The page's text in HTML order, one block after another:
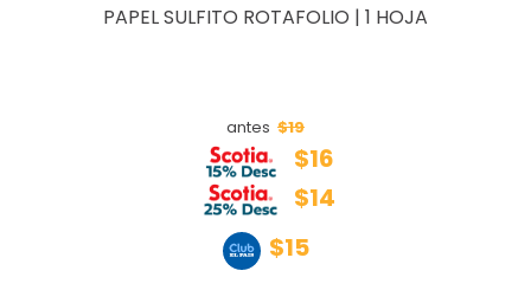
PAPEL SULFITO ROTAFOLIO | 1 HOJA
antes $19
$16
$14
$15